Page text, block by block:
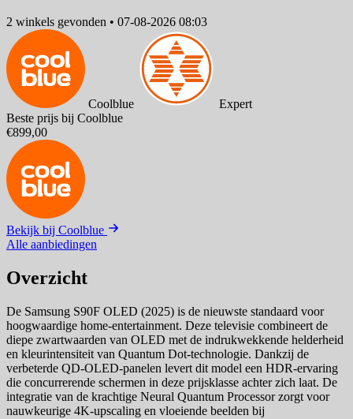
2 winkels gevonden • 07-08-2026 08:03
Coolblue
Expert
Beste prijs bij Coolblue
€899,00
Bekijk bij Coolblue
Alle aanbiedingen
Overzicht
De Samsung S90F OLED (2025) is de nieuwste standaard voor
hoogwaardige home-entertainment. Deze televisie combineert de
diepe zwartwaarden van OLED met de indrukwekkende helderheid
en kleurintensiteit van Quantum Dot-technologie. Dankzij de
verbeterde QD-OLED-panelen levert dit model een HDR-ervaring
die concurrerende schermen in deze prijsklasse achter zich laat. De
integratie van de krachtige Neural Quantum Processor zorgt voor
nauwkeurige 4K-upscaling en vloeiende beelden bij